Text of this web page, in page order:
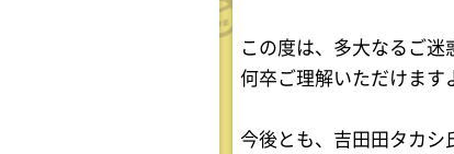
この度は、多大なるご
何卒ご理解いただけます
今後とも、吉田田タカ